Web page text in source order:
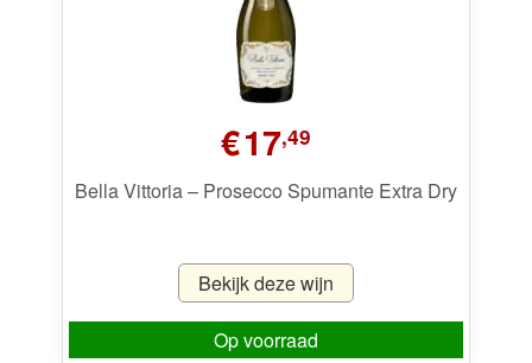
€17,49
Bella Vittoria – Prosecco Spumante Extra Dry
Bekijk deze wijn
Op voorraad